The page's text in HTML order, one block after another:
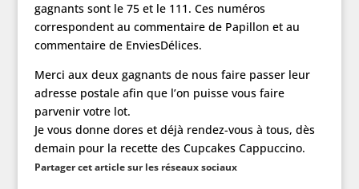
gagnants sont le 75 et le 111. Ces numéros
correspondent au commentaire de Papillon et au
commentaire de EnviesDélices.
Merci aux deux gagnants de nous faire passer leur
adresse postale afin que l’on puisse vous faire
parvenir votre lot.
Je vous donne dores et déjà rendez-vous à tous, dès
demain pour la recette des Cupcakes Cappuccino.
Partager cet article sur les réseaux sociaux